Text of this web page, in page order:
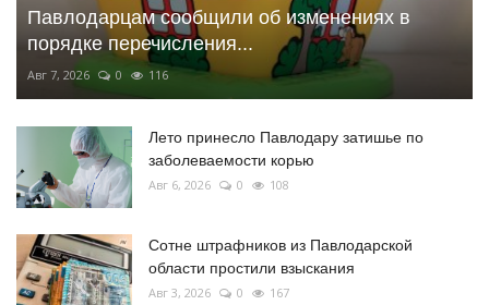
Павлодарцам сообщили об изменениях в
порядке перечисления...
Авг 7, 2026 0 116
Лето принесло Павлодару затишье по
заболеваемости корью
Авг 6, 2026 0 108
Сотне штрафников из Павлодарской
области простили взыскания
Авг 3, 2026 0 167